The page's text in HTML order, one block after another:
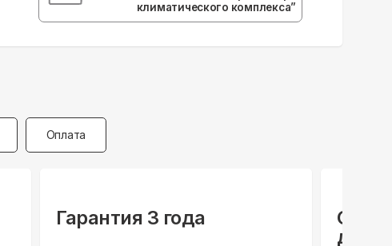
климатического комплекса”
Оплата
Гарантия 3 года
для